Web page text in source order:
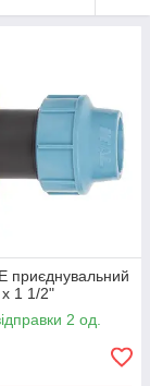
приєднувальний
1 1/2"
2 од.